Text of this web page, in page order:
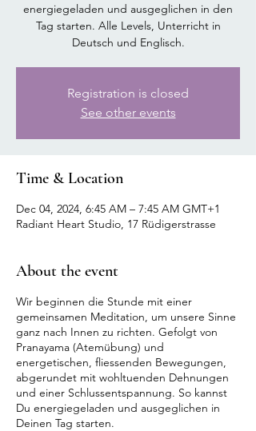
energiegeladen und ausgeglichen in den
Tag starten. Alle Levels, Unterricht in
Deutsch und Englisch.
Registration is closed
See other events
Time & Location
Dec 04, 2024, 6:45 AM – 7:45 AM GMT+1
Radiant Heart Studio, 17 Rüdigerstrasse
About the event
Wir beginnen die Stunde mit einer
gemeinsamen Meditation, um unsere Sinne
ganz nach Innen zu richten. Gefolgt von
Pranayama (Atemübung) und
energetischen, fliessenden Bewegungen,
abgerundet mit wohltuenden Dehnungen
und einer Schlussentspannung. So kannst
Du energiegeladen und ausgeglichen in
Deinen Tag starten.